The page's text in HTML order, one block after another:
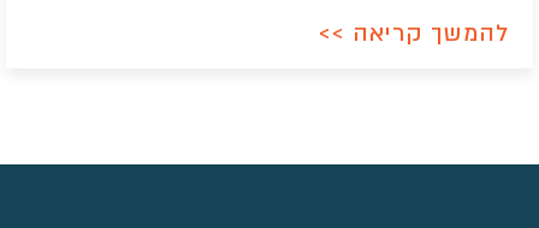
להמשך קריאה >>